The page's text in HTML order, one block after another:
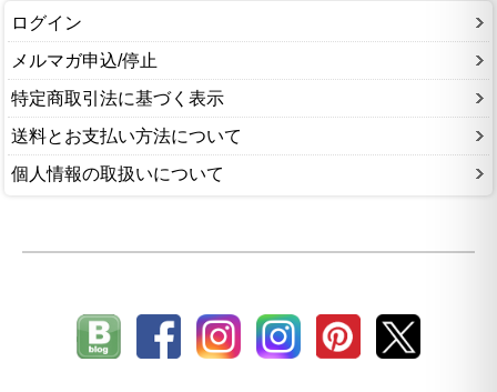
ログイン
メルマガ申込/停止
特定商取引法に基づく表示
送料とお支払い方法について
個人情報の取扱いについて